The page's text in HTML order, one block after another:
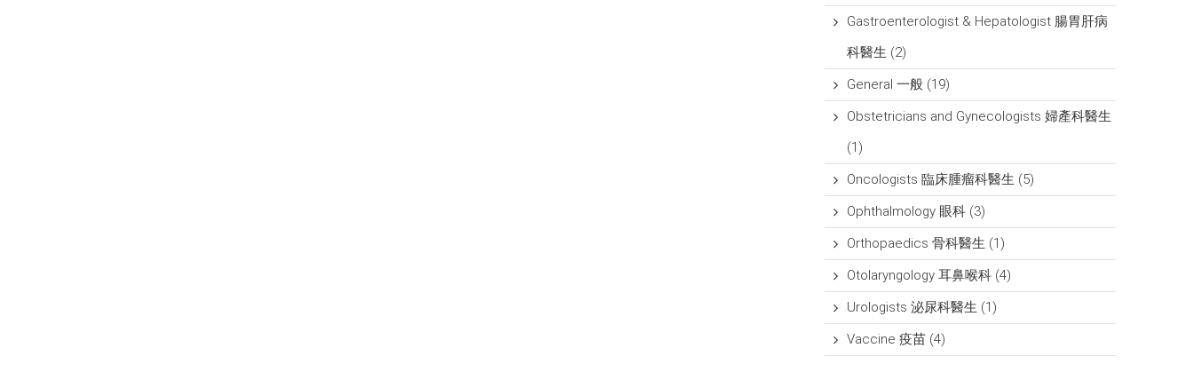
Gastroenterologist & Hepatologist 腸胃肝病
科醫生 (2)
General 一般 (19)
Obstetricians and Gynecologists 婦產科醫生
(1)
Oncologists 臨床腫瘤科醫生 (5)
Ophthalmology 眼科 (3)
Orthopaedics 骨科醫生 (1)
Otolaryngology 耳鼻喉科 (4)
Urologists 泌尿科醫生 (1)
Vaccine 疫苗 (4)